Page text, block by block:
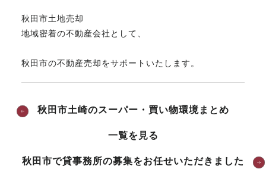
秋田市土地売却
地域密着の不動産会社として、
秋田市の不動産売却をサポートいたします。
秋田市土崎のスーパー・買い物環境まとめ
一覧を見る
秋田市で貸事務所の募集をお任せいただきました